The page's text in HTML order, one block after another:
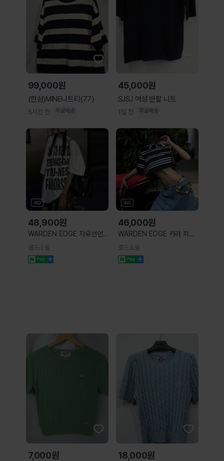
99,000원
(한섬)MINE니트티(77)
5시간 전 무료배송
45,000원
SJSJ 여성 반팔 니트
1일 전 무료배송
48,900원
WARDEN EDGE 자유선언
레터링 프린팅 순면 반팔 티셔
츠 오버핏 화이트
콜드소울
46,000원
WARDEN EDGE 카라 피케
스트라이프 크롭 반팔 티셔츠
블랙 화이트
콜드소울
7,000원 18,000원